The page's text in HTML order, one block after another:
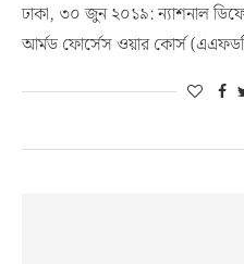
ঢাকা, ৩০ জুন ২০১৯: ন্যাশনাল
আর্মড ফোর্সেস ওয়ার কোর্স